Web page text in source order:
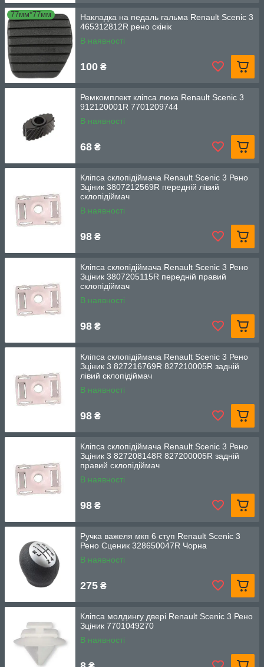
77мм*77мм
Накладка на педаль гальма Renault Scenic 3
465312812R рено скінік
В наявності
100 ₴
Ремкомплект кліпса люка Renault Scenic 3
912120001R 7701209744
В наявності
68 ₴
Кліпса склопідіймача Renault Scenic 3 Рено
Зціник 3807212569R передній лівий
склопідіймач
В наявності
98 ₴
Кліпса склопідіймача Renault Scenic 3 Рено
Зціник 3807205115R передній правий
склопідіймач
В наявності
98 ₴
Кліпса склопідіймача Renault Scenic 3 Рено
Зціник 3 827216769R 827210005R задній
лівий склопідіймач
В наявності
98 ₴
Кліпса склопідіймача Renault Scenic 3 Рено
Зціник 3 827208148R 827200005R задній
правий склопідіймач
В наявності
98 ₴
Ручка важеля мкп 6 ступ Renault Scenic 3
Рено Сценик 328650047R Чорна
В наявності
275 ₴
Кліпса молдингу двері Renault Scenic 3 Рено
Зціник 7701049270
В наявності